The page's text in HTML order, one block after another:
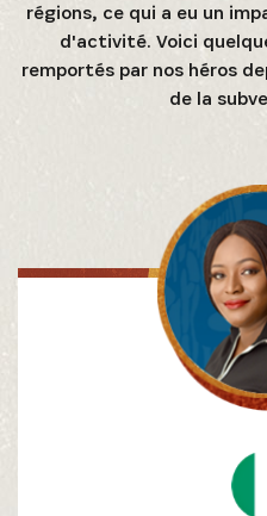
régions, ce qui a eu un
d'activité. Voici
remportés par nos héros
de la